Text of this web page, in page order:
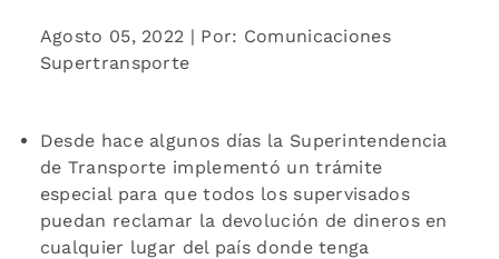
Agosto 05, 2022 | Por: Comunicaciones
Supertransporte
Desde hace algunos días la Superintendencia
de Transporte implementó un trámite
especial para que todos los supervisados
puedan reclamar la devolución de dineros en
cualquier lugar del país donde tenga